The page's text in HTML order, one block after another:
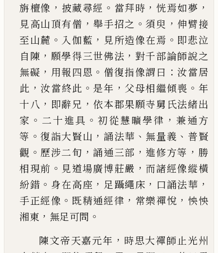
旃檀像 ， 披藏尋經 。 當拜時 ， 恍焉如夢 ，
見高山頂有僧 ， 舉手招之 。 須臾 ， 伸臂接
至山麓 。 入伽藍 ， 見所造像在焉 。 即悲泣
自陳 ， 願學得三世佛法 ， 對千部論師說之
無礙 ， 用報四恩 。 僧復指像謂曰 ： 汝當居
此 ， 汝當終此 。 是年 ， 父母相繼傾喪 。 年
十八 ， 即辭兄 ， 依本郡果願寺舅氏法緒出
家 。 二十進具 。 初從慧曠學律 ， 兼通方
等 。復詣大賢山 ， 誦法華 、 無量義 、 普賢
觀 。 歷涉二旬 ，誦通三部 ， 進修方等 ， 勝
相現前 。 見道場廣博莊嚴 ， 而諸經像縱橫
紛錯 。 身在高座 ， 足躡繩床 ， 口誦法華 ，
手正經像 。 既精通經律 ， 常樂禪悅 ， 怏怏
湘東 ， 無足可問 。
陳文帝天嘉元年 ， 時思大禪師止光州